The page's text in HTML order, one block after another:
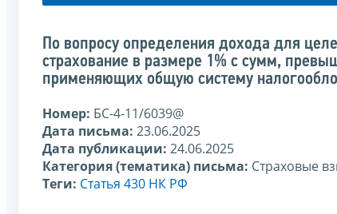
По вопросу определения дохода для
страхование в размере 1% с сумм,
применяющих общую систему
Номер: БС-4-11/6039@
Дата письма: 23.06.2025
Дата публикации: 24.06.2025
Категория (тематика) письма: Страховые
Теги: Статья 430 НК РФ